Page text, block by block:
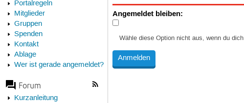
Portalregeln
Mitglieder
Gruppen
Spenden
Kontakt
Ablage
Wer ist gerade angemeldet?
Forum
Kurzanleitung
Angemeldet bleiben:
Wähle diese Option nicht aus, wenn du